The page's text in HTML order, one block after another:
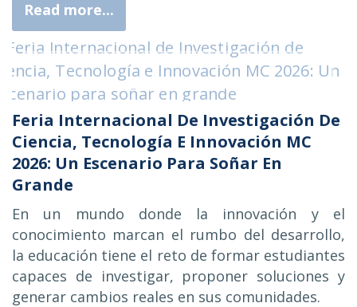
Read more...
Feria Internacional De Investigación De
Ciencia, Tecnología E Innovación MC
2026: Un Escenario Para Soñar En
Grande
En un mundo donde la innovación y el
conocimiento marcan el rumbo del desarrollo,
la educación tiene el reto de formar estudiantes
capaces de investigar, proponer soluciones y
generar cambios reales en sus comunidades.